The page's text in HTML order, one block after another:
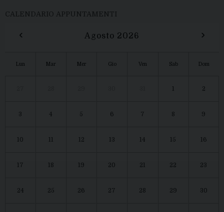
CALENDARIO APPUNTAMENTI
‹ Agosto 2026 ›
Lun Mar Mer Gio Ven Sab Dom
1 2
3 4 5 6 7 8 9
10 11 12 13 14 15 16
17 18 19 20 21 22 23
24 25 26 27 28 29 30